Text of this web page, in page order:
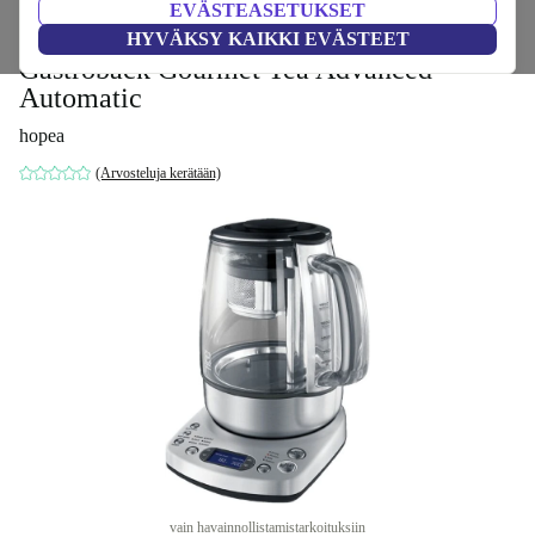
EVÄSTEASETUKSET
HYVÄKSY KAIKKI EVÄSTEET
Juomat Tee
Gastroback Gourmet Tea Advanced
Automatic
hopea
(Arvosteluja kerätään)
vain havainnollistamistarkoituksiin